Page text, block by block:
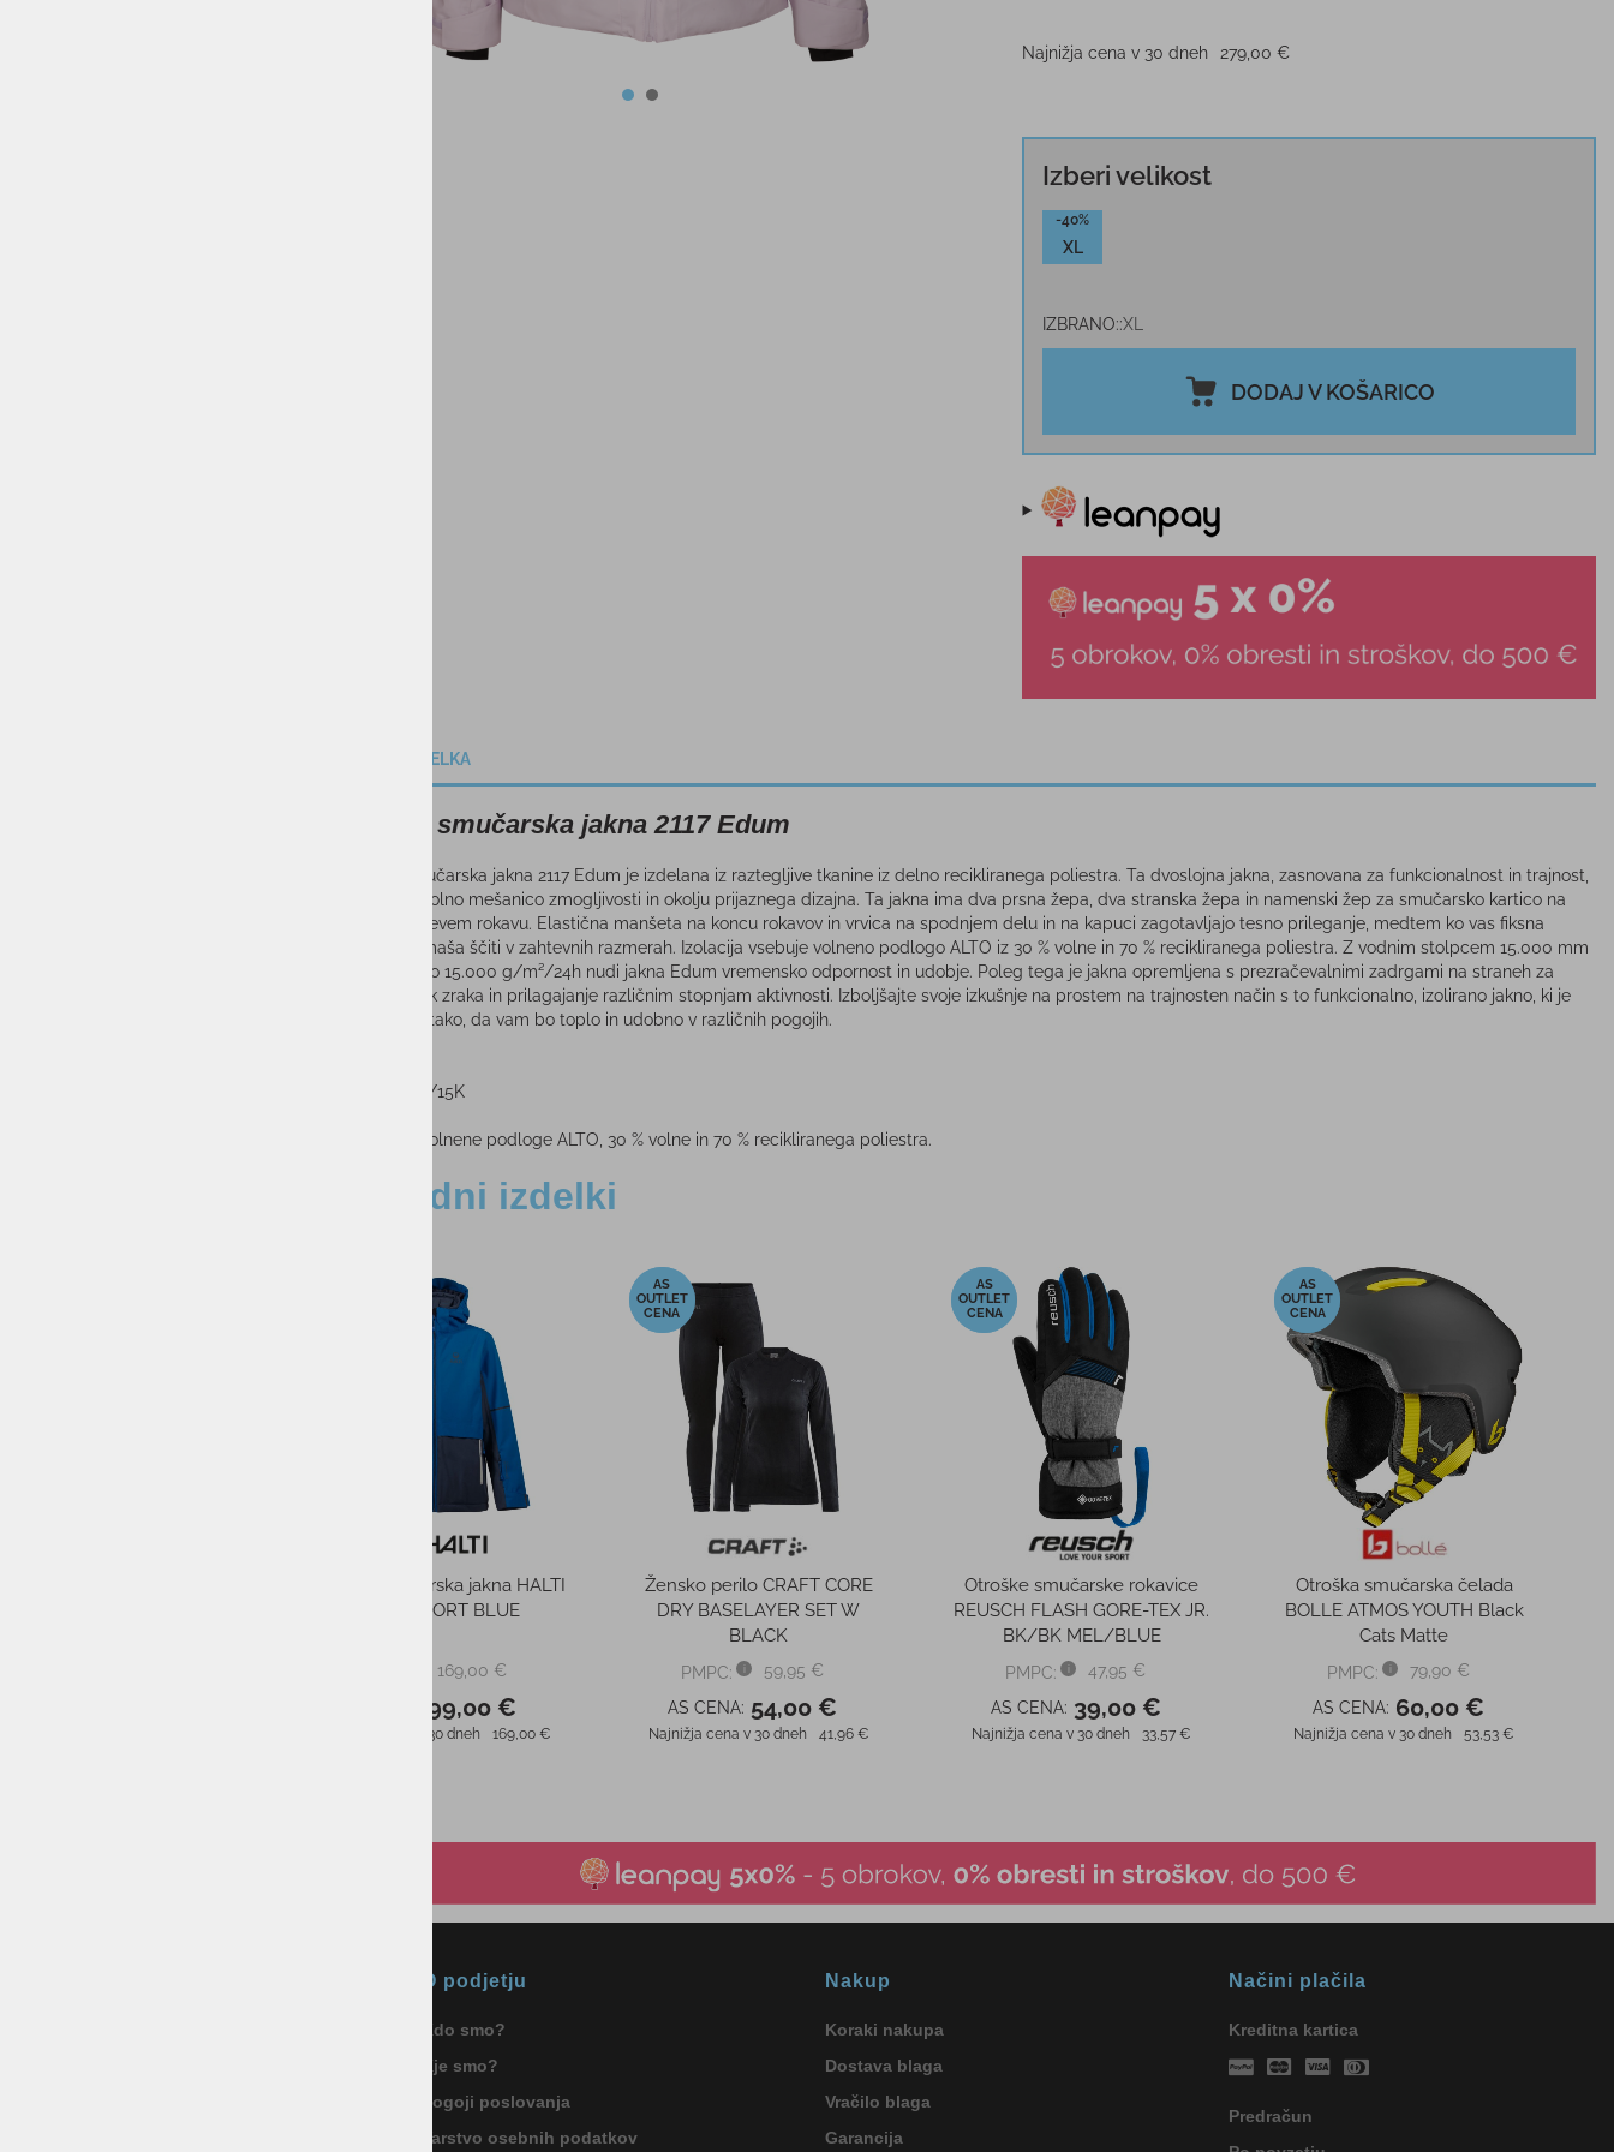
Najnižja cena v 30 dneh 279,00 €
Izberi velikost
-40%
XL
IZBRANO: XL
DODAJ V KOŠARICO
OPIS IZDELKA
Ženska smučarska jakna 2117 Edum
Ženska smučarska jakna 2117 Edum je izdelana iz raztegljive tkanine iz delno recikliranega poliestra. Ta dvoslojna jakna, zasnovana za funkcionalnost in trajnost,
ponuja popolno mešanico zmogljivosti in okolju prijaznega dizajna. Ta jakna ima dva prsna žepa, dva stranska žepa in namenski žep za smučarsko kartico na
spodnjem levem rokavu. Elastična manšeta na koncu rokavov in vrvica na spodnjem delu in na kapuci zagotavljajo tesno prileganje, medtem ko vas fiksna
snežna gamaša ščiti v zahtevnih razmerah. Izolacija vsebuje volneno podlogo ALTO iz 30 % volne in 70 % recikliranega poliestra. Z vodnim stolpcem 15.000 mm
in zračnostjo 15.000 g/m²/24h nudi jakna Edum vremensko odpornost in udobje. Poleg tega je jakna opremljena s prezračevalnimi zadrgami na straneh za
boljši pretok zraka in prilagajanje različnim stopnjam aktivnosti. Izboljšajte svoje izkušnje na prostem na trajnosten način s to funkcionalno, izolirano jakno, ki je
zasnovana tako, da vam bo toplo in udobno v različnih pogojih.
Tritech 15K/15K
100/80 g volnene podloge ALTO, 30 % volne in 70 % recikliranega poliestra.
Sorodni izdelki
Otroški smučarski set čelada +
očala BLIZ ROCKET
99,95 €
79,90 €
Najnižja cena v 30 dneh
-10%
Trak BUFF DRYFLX
HEADBAND SOLID BLACK
PMPC:
24,99 €
AS CENA:
22,50 €
Najnižja cena v 30 dneh
-16%
Otroška majica dolg rokav
REUSCH MERINO SONY
PMPC:
od 49,95 €
AS CENA: od 42,00 €
Najnižja cena v 30 dneh
-10%
Smučarska očala BLIZ
GOGGLES RAVE DARK BLUE
PMPC:
89,95 €
AS CENA:
81,00 €
Najnižja cena v 30 dneh
O podjetju
Kdo smo?
Kje smo?
Pogoji poslovanja
Varstvo osebnih podatkov
Nakup
Koraki nakupa
Dostava blaga
Vračilo blaga
Garancija
Načini plačila
Kreditna kartica
Predračun